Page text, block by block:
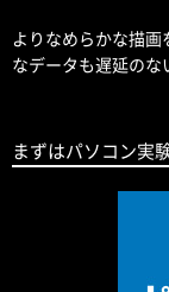
よりなめらかな描
なデータも遅延のな
まずはパソコン実